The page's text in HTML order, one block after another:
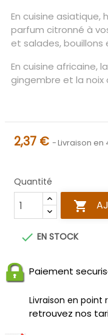
En cuisine asiatique,
parfum citronné à
et salades, bouillons
En cuisine africaine,
gingembre et la noix
2,37 € Livraison
Quantité

 EN STOCK
Paiement
Livraison en point
retrouvez nos